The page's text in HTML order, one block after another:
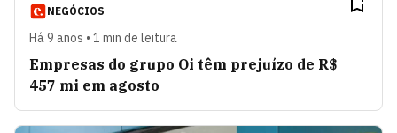
NEGÓCIOS
Há 9 anos • 1 min de leitura
Empresas do grupo Oi têm prejuízo de R$
457 mi em agosto